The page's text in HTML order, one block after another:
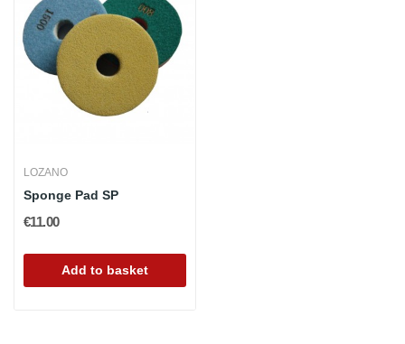
LOZANO
Sponge Pad SP
€11.00
Add to basket